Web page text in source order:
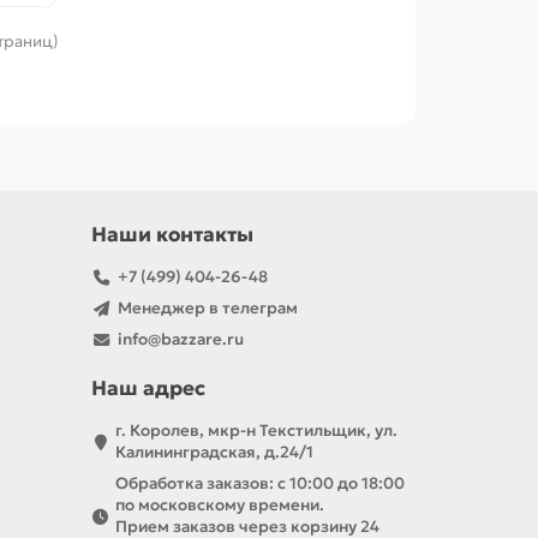
Наши контакты
+7 (499) 404-26-48
Менеджер в телеграм
info@bazzare.ru
Наш адрес
г. Королев, мкр-н Текстильщик, ул.
Калининградская, д.24/1
Обработка заказов: с 10:00 до 18:00
по московскому времени.
Прием заказов через корзину 24